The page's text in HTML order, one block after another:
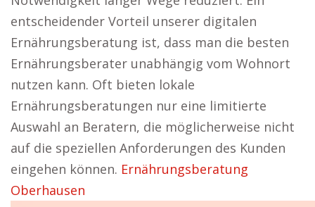
entscheidender Vorteil unserer digitalen
Ernährungsberatung ist, dass man die besten
Ernährungsberater unabhängig vom Wohnort
nutzen kann. Oft bieten lokale
Ernährungsberatungen nur eine limitierte
Auswahl an Beratern, die möglicherweise nicht
auf die speziellen Anforderungen des Kunden
eingehen können. Ernährungsberatung
Oberhausen